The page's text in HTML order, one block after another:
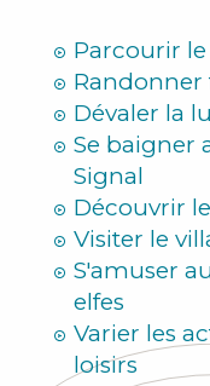
Parcourir
Randonner
Dévaler la
Se baigner
Signal
Découvrir
Visiter le
S'amuser
elfes
Varier les
loisirs